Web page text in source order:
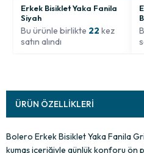
Erkek Bisiklet Yaka Fanila
Siyah
Bu ürünle birlikte 22 kez
satın alındı
ÜRÜN ÖZELLIKLERI
Bolero Erkek Bisiklet Yaka Fanila
kumaş içeriğiyle günlük konforu ön